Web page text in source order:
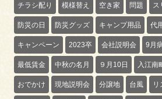
チラシ配り 模様替え 空き家 問題 ス
防災の日 防災グッズ キャンプ用品 代
キャンペーン 2023卒 会社説明会 9月
最低賃金 中秋の名月 ９月10日 入江南
おでかけ 現地説明会 分譲地 台風 リ